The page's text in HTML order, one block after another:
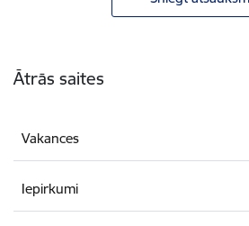
Ātrās saites
Vakances
Iepirkumi